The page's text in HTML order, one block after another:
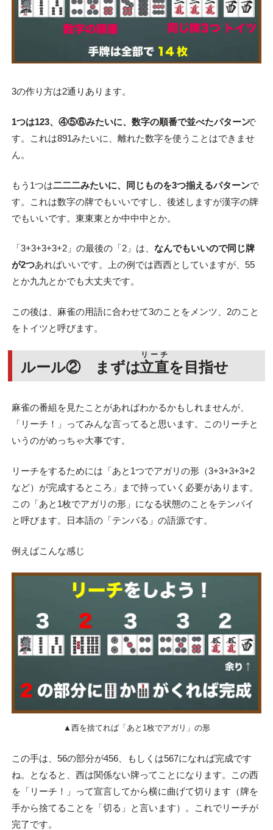
3の作り方は2通りあります。
1つは123、④⑤⑥みたいに、数字の順番で並べたパターンで
す。これは891みたいに、離れた数字を使うことはできませ
ん。
もう1つは二二二みたいに、同じものを3つ揃えるパターンで
す。これは数字の牌でもいいですし、後述しますが漢字の牌
でもいいです。東東東とか中中中とか。
「3+3+3+3+2」の最後の「2」は、 なんでもいいので同じ牌
が2つあればいいです。上の例では西西としていますが、55
とか九九とかでも大丈夫です。
この後は、麻雀の用語に合わせて3のことをメンツ、2のこと
をトイツと呼びます。
ルール② まずは立直
リーチ
を目指せ
麻雀の番組を見たことがあればわかるかもしれませんが、
「リーチ！」ってみんな言ってると思います。このリーチと
いうのがめっちゃ大事です。
リーチをするためには「あと1つでアガリの形（3+3+3+3+2
など）が完成するところ」まで持っていく必要があります。
この「あと1枚でアガリの形」になる状態のことをテンパイ
と呼びます。日本語の「テンパる」の語源です。
例えばこんな感じ
▲西を捨てれば「あと1枚でアガリ」の形
この手は、56の部分が456、もしくは567になれば完成です
ね。となると、西は関係ない牌ってことになります。この西
を「リーチ！」って宣言してから横に曲げて切ります（牌を
手から捨てることを「切る」と言います）。これでリーチが
完了です。